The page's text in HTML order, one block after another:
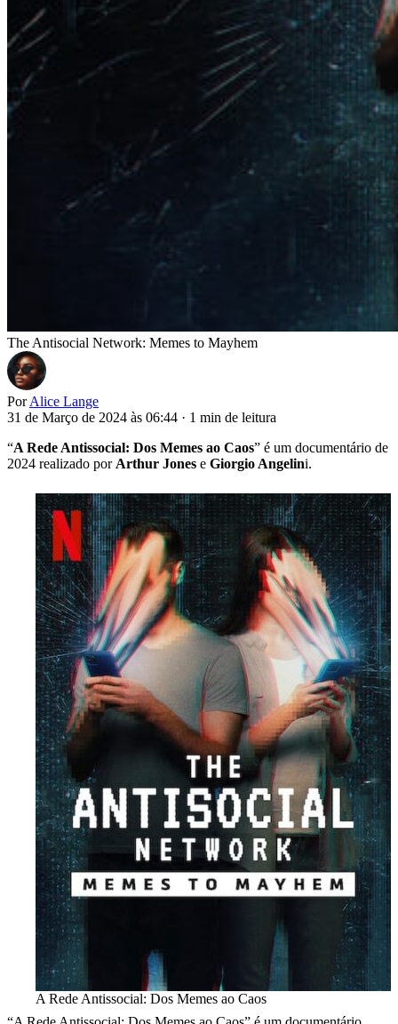
The Antisocial Network: Memes to Mayhem
Por Alice Lange
31 de Março de 2024 às 06:44 · 1 min de leitura
“A Rede Antissocial: Dos Memes ao Caos” é um documentário de
2024 realizado por Arthur Jones e Giorgio Angelini.
A Rede Antissocial: Dos Memes ao Caos